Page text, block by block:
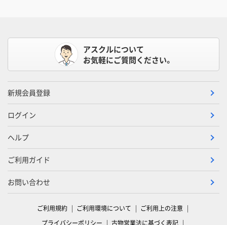
アスクルについて
お気軽にご質問ください。
新規会員登録
ログイン
ヘルプ
ご利用ガイド
お問い合わせ
ご利用規約 ご利用環境について
ご利用上の注意
プライバシーポリシー
古物営業法に基づく表記